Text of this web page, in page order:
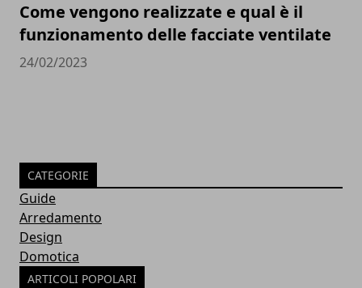
Come vengono realizzate e qual è il
funzionamento delle facciate ventilate
24/02/2023
CATEGORIE
Guide
Arredamento
Design
Domotica
ARTICOLI POPOLARI